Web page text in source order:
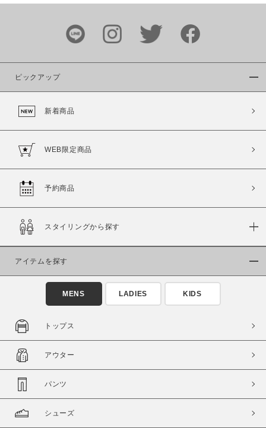
ブランド
カラー
商品タイプ
通常商品
セール価格 WEB限定
在庫
在庫あり
ピックアップ
新着商品
WEB限定商品
予約商品
スタイリングから探す
アイテムを探す
MENS LADIES KIDS
トップス
アウター
パンツ
シューズ